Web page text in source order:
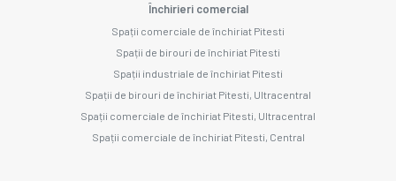
Închirieri comercial
Spații comerciale de închiriat Pitesti
Spații de birouri de închiriat Pitesti
Spații industriale de închiriat Pitesti
Spații de birouri de închiriat Pitesti, Ultracentral
Spații comerciale de închiriat Pitesti, Ultracentral
Spații comerciale de închiriat Pitesti, Central